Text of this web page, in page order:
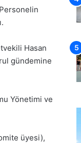
Hasan
gündemine
Yönetimi ve
üyesi),